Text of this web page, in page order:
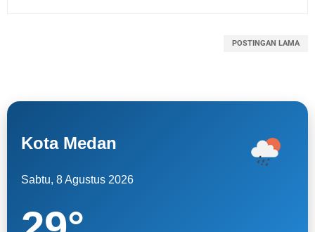
POSTINGAN LAMA
Kota Medan
Sabtu, 8 Agustus 2026